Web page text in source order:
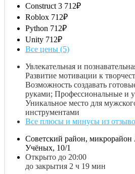
Construct 3 712₽
Roblox 712₽
Python 712₽
Unity 712₽
Все цены (5)
Увлекательная и
Развитие мотивации к
Возможность создавать
руками; Профессиональные и
Уникальное место для
инструментами
Все плюсы и минусы из
Советский район, микрорайон
Учёных, 10/1
Открыто до 20:00
до закрытия 2 ч 19 мин